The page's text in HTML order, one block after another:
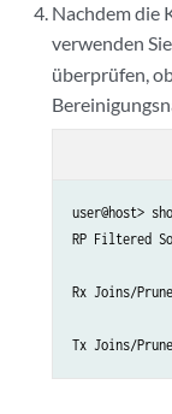
Nachdem die
verwenden
überprüfen,
user@host>
RP
Rx Joins/
Tx